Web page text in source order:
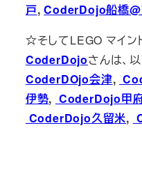
戸,CoderDojo船橋
☆そしてLEGO マイン
CoderDojoさんは、
CoderDOjo会津,
伊勢, CoderDojo甲
CoderDojo久留米,